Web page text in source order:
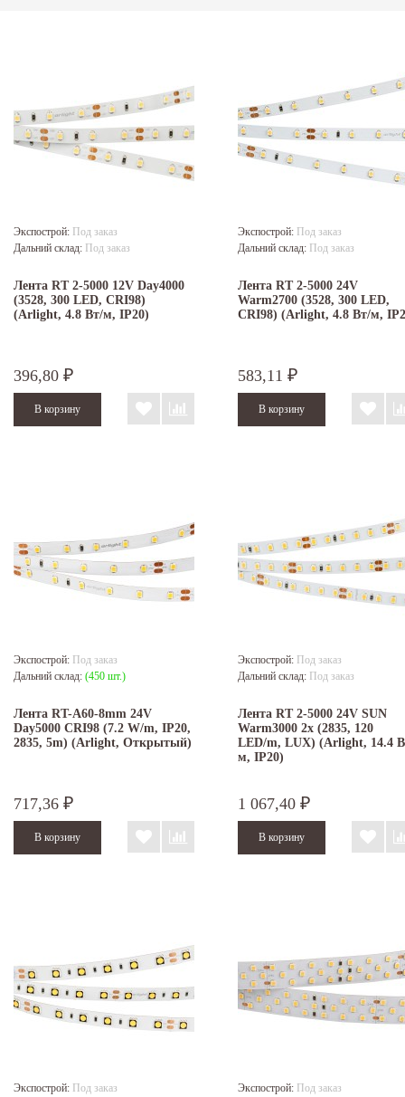
Экспострой: Под заказ
Дальний склад: Под заказ
Лента RT 2-5000 12V Day4000
(3528, 300 LED, CRI98)
(Arlight, 4.8 Вт/м, IP20)
396,80 ₽
Экспострой: Под заказ
Дальний склад: Под заказ
Лента RT 2-5000 24V
Warm2700 (3528, 300 LED,
CRI98) (Arlight, 4.8 Вт/м,
583,11 ₽
Экспострой: Под заказ
Дальний склад: (450 шт.)
Лента RT-A60-8mm 24V
Day5000 CRI98 (7.2 W/m, IP20,
2835, 5m) (Arlight, Открытый)
717,36 ₽
Экспострой: Под заказ
Дальний склад: Под заказ
Лента RT 2-5000 24V SUN
Warm3000 2x (2835, 120
LED/m, LUX) (Arlight, 14.4
м, IP20)
1 067,40 ₽
Экспострой: Под заказ
Экспострой: Под заказ